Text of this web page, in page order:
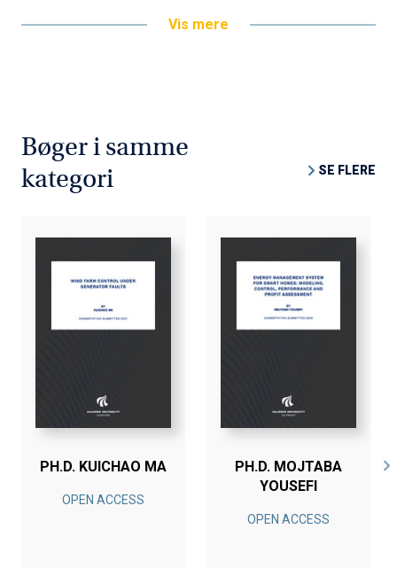
Vis mere
Bøger i samme
kategori
SE FLERE
PH.D. KUICHAO MA
OPEN ACCESS
PH.D. MOJTABA
YOUSEFI
OPEN ACCESS